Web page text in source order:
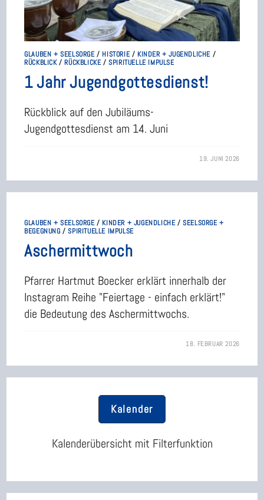
GLAUBEN + SEELSORGE/ HISTORIE/ KINDER + JUGENDLICHE /
RÜCKBLICK/RÜCKBLICKE/SPIRITUELLE IMPULSE
1 Jahr Jugendgottesdienst!
Rückblick auf den Jubiläums-
Jugendgottesdienst am 14. Juni
19. JUNI 2026
GLAUBEN + SEELSORGE/ KINDER + JUGENDLICHE/SEELSORGE +
BEGEGNUNG /SPIRITUELLE IMPULSE
Aschermittwoch
Pfarrer Hartmut Boecker erklärt innerhalb der
Instagram Reihe "Feiertage - einfach erklärt!"
die Bedeutung des Aschermittwochs.
18. FEBRUAR 2026
Kalender
Kalenderübersicht mit Filterfunktion